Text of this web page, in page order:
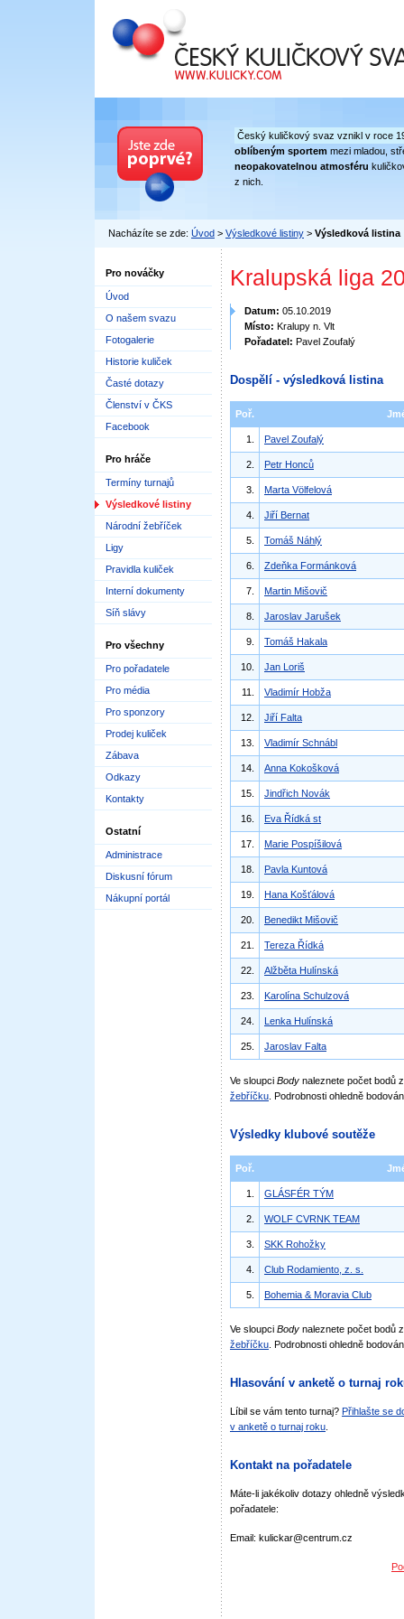
Český kuličkový svaz
Český kuličkový svaz vznikl v roce
oblíbeným sportem mezi mladou,
neopakovatelnou atmosféru
z nich.
Nacházíte se zde: Úvod > Výsledkové listiny > Výsledková listina
Pro nováčky
Úvod
O našem svazu
Fotogalerie
Historie kuliček
Časté dotazy
Členství v ČKS
Facebook
Pro hráče
Termíny turnajů
Výsledkové listiny
Národní žebříček
Ligy
Pravidla kuliček
Interní dokumenty
Síň slávy
Pro všechny
Pro pořadatele
Pro média
Pro sponzory
Prodej kuliček
Zábava
Odkazy
Kontakty
Ostatní
Administrace
Diskusní fórum
Nákupní portál
Kralupská liga
Datum: 05.10.2019
Místo: Kralupy n. Vlt
Pořadatel: Pavel Zoufalý
Dospělí - výsledková listina
Poř.
1. Pavel Zoufalý
2. Petr Honců
3. Marta Völfelová
4. Jiří Bernat
5. Tomáš Náhlý
6. Zdeňka Formánková
7. Martin Mišovič
8. Jaroslav Jarušek
9. Tomáš Hakala
10. Jan Loriš
11. Vladimír Hobža
12. Jiří Falta
13. Vladimír Schnábl
14. Anna Kokošková
15. Jindřich Novák
16. Eva Řídká st
17. Marie Pospíšilová
18. Pavla Kuntová
19. Hana Košťálová
20. Benedikt Mišovič
21. Tereza Řídká
22. Alžběta Hulínská
23. Karolína Schulzová
24. Lenka Hulínská
25. Jaroslav Falta
Ve sloupci Body naleznete počet bodů
žebříčku . Podrobnosti ohledně
Výsledky klubové soutěže
Poř.
1. GLÁSFÉR TÝM
2. WOLF CVRNK TEAM
3. SKK Rohožky
4. Club Rodamiento, z. s.
5. Bohemia & Moravia Club
Ve sloupci Body naleznete počet bodů
žebříčku . Podrobnosti ohledně
Hlasování v anketě o turnaj
Líbil se vám tento turnaj? Přihlašte se
v anketě o turnaj roku
Kontakt na pořadatele
Máte-li jakékoliv dotazy ohledně
pořadatele:
Email: kulickar@centrum.cz